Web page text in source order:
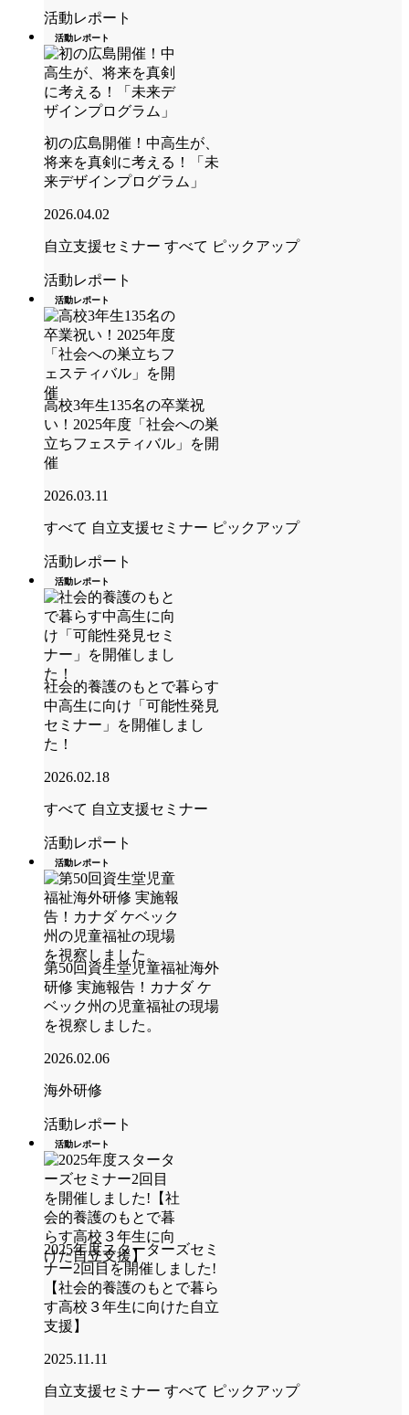
活動レポート
活動レポート
初の広島開催！中高生が、
将来を真剣に考える！「未
来デザインプログラム」
2026.04.02
自立支援セミナー すべて ピックアップ
活動レポート
活動レポート
高校3年生135名の卒業祝
い！2025年度「社会への巣
立ちフェスティバル」を開
催
2026.03.11
すべて 自立支援セミナー ピックアップ
活動レポート
活動レポート
社会的養護のもとで暮らす
中高生に向け「可能性発見
セミナー」を開催しまし
た！
2026.02.18
すべて 自立支援セミナー
活動レポート
活動レポート
第50回資生堂児童福祉海外
研修 実施報告！カナダ ケ
ベック州の児童福祉の現場
を視察しました。
2026.02.06
海外研修
活動レポート
活動レポート
2025年度スターターズセミ
ナー2回目を開催しました!
【社会的養護のもとで暮ら
す高校３年生に向けた自立
支援】
2025.11.11
自立支援セミナー すべて ピックアップ